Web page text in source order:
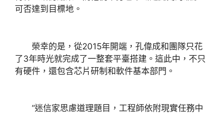
可否達到目標地。
榮幸的是，從2015年開端，孔偉成和團隊只花
了3年時光就完成了一整套平臺搭建。這此中，不只
有硬件，還包含芯片研制和軟件基本部門。
“迷信家思慮道理題目，工程師依附現實任務中